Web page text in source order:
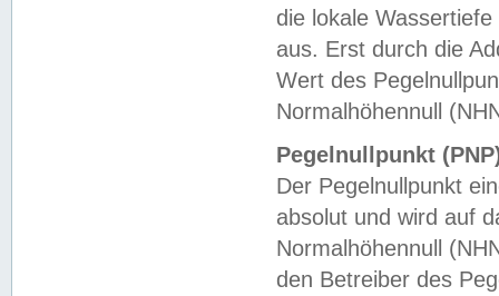
die lokale
aus. Erst durch die
Wert des
Normalhöhennull
Pegelnullpunkt
Der Pegelnullpunkt
absolut und wird auf
Normalhöhennull
den Betreiber des